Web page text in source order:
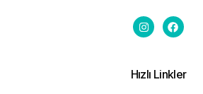
Hızlı Linkler